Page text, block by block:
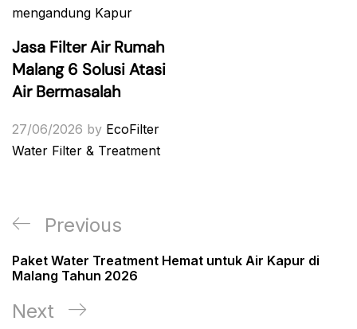
mengandung Kapur
Jasa Filter Air Rumah
Malang 6 Solusi Atasi
Air Bermasalah
27/06/2026 by EcoFilter
Water Filter & Treatment
Post
Previous
Post
Previous
Paket Water Treatment Hemat untuk Air Kapur di
Malang Tahun 2026
Next
Next